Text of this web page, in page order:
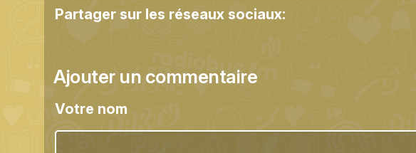
Partager sur les réseaux sociaux:
Ajouter un commentaire
Votre nom